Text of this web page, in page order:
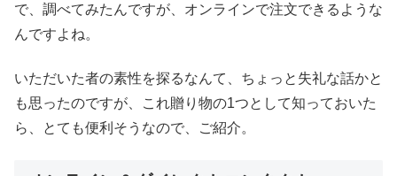
で、調べてみたんですが、オンラインで注文できるような
んですよね。
いただいた者の素性を探るなんて、ちょっと失礼な話かと
も思ったのですが、これ贈り物の1つとして知っておいた
ら、とても便利そうなので、ご紹介。